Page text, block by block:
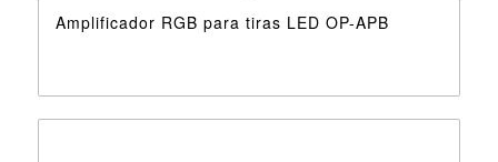
Amplificador RGB para tiras LED OP-APB